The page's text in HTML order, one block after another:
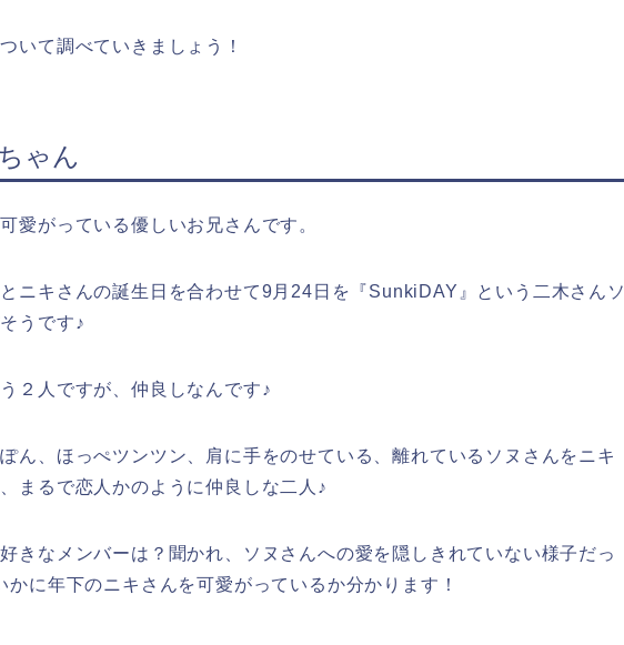
いて調べていきましょう！
ゃん
愛がっている優しいお兄さんです。
ニキさんの誕生日を合わせて9月24日を『SunkiDAY』という二木さんソ
うです♪
２人ですが、仲良しなんです♪
ん、ほっぺツンツン、肩に手をのせている、離れているソヌさんをニキ
まるで恋人かのように仲良しな二人♪
きなメンバーは？聞かれ、ソヌさんへの愛を隠しきれていない様子だっ
かに年下のニキさんを可愛がっているか分かります！